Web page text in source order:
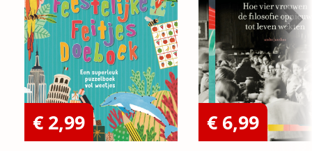
€ 2,99 € 6,99